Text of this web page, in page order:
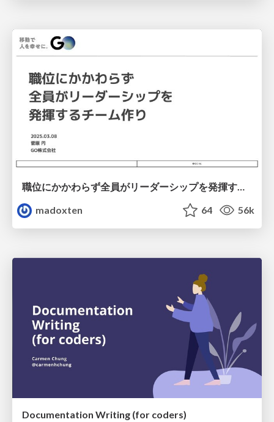
madoxten
64 56k
Documentation Writing (for coders)